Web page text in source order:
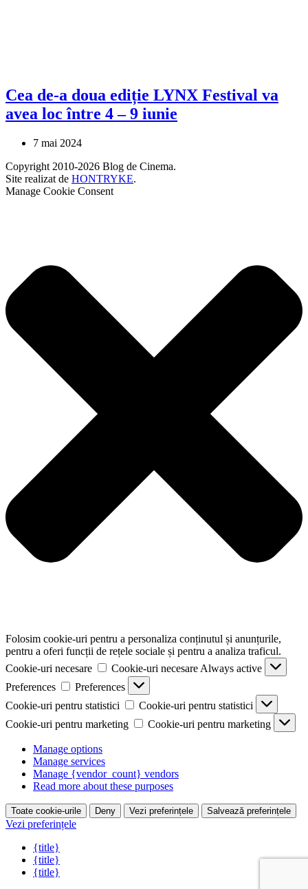
Cea de-a doua ediție LYNX Festival va
avea loc între 4 – 9 iunie
7 mai 2024
Copyright 2010-2026 Blog de Cinema.
Site realizat de HONTRYKE.
Manage Cookie Consent
Folosim cookie-uri pentru a personaliza conținutul și anunțurile,
pentru a oferi funcții de rețele sociale și pentru a analiza traficul.
Cookie-uri necesare
Cookie-uri necesare Always active
Preferences
Preferences
Cookie-uri pentru statistici
Cookie-uri pentru statistici
Cookie-uri pentru marketing
Cookie-uri pentru marketing
Manage options
Manage services
Manage {vendor_count} vendors
Read more about these purposes
Toate cookie-urile Deny Vezi preferințele Salvează preferințele
Vezi preferințele
{title}
{title}
{title}